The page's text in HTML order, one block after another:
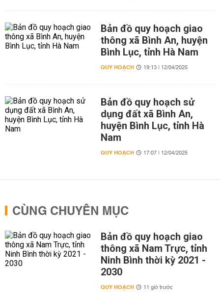
Bản đồ quy hoạch giao
thông xã Bình An, huyện
Bình Lục, tỉnh Hà Nam
QUY HOẠCH 19:13 | 12/04/2025
Bản đồ quy hoạch sử
dụng đất xã Bình An,
huyện Bình Lục, tỉnh Hà
Nam
QUY HOẠCH 17:07 | 12/04/2025
CÙNG CHUYÊN MỤC
Bản đồ quy hoạch giao
thông xã Nam Trực, tỉnh
Ninh Bình thời kỳ 2021 -
2030
QUY HOẠCH 11 giờ trước